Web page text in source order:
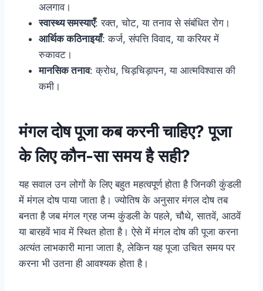
अलगाव।
स्वास्थ्य समस्याएँ: रक्त, चोट, या तनाव से संबंधित रोग।
आर्थिक कठिनाइयाँ: कर्ज, संपत्ति विवाद, या करियर में
रुकावट।
मानसिक तनाव: क्रोध, चिड़चिड़ापन, या आत्मविश्वास की
कमी।
मंगल दोष पूजा कब करनी चाहिए? पूजा
के लिए कौन-सा समय है सही?
यह सवाल उन लोगों के लिए बहुत महत्वपूर्ण होता है जिनकी कुंडली
में मंगल दोष पाया जाता है। ज्योतिष के अनुसार मंगल दोष तब
बनता है जब मंगल ग्रह जन्म कुंडली के पहले, चौथे, सातवें, आठवें
या बारहवें भाव में स्थित होता है। ऐसे में मंगल दोष की पूजा करना
अत्यंत लाभकारी माना जाता है, लेकिन यह पूजा उचित समय पर
करना भी उतना ही आवश्यक होता है।